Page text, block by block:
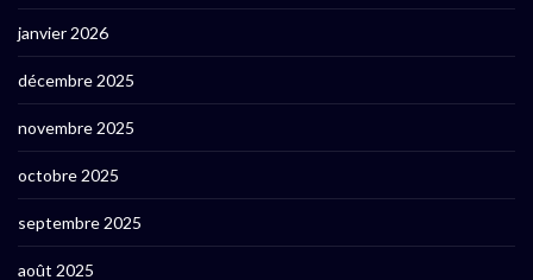
janvier 2026
décembre 2025
novembre 2025
octobre 2025
septembre 2025
août 2025